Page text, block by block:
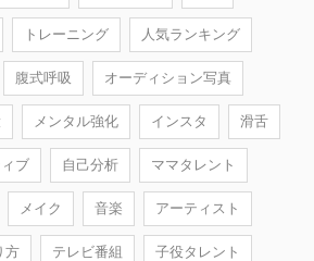
トレーニング 人気ランキング
腹式呼吸 オーディション写真
メンタル強化 インスタ 滑舌
ブ 自己分析 ママタレント
メイク 音楽 アーティスト
方 テレビ番組 子役タレント